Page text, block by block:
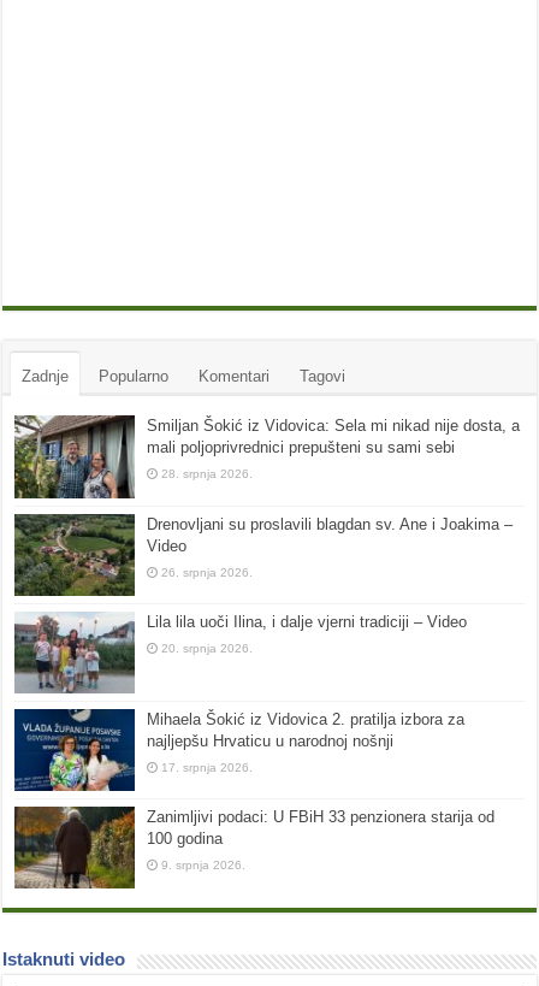
Zadnje Popularno Komentari Tagovi
Smiljan Šokić iz Vidovica: Sela mi nikad nije dosta, a
mali poljoprivrednici prepušteni su sami sebi
28. srpnja 2026.
Drenovljani su proslavili blagdan sv. Ane i Joakima –
Video
26. srpnja 2026.
Lila lila uoči Ilina, i dalje vjerni tradiciji – Video
20. srpnja 2026.
Mihaela Šokić iz Vidovica 2. pratilja izbora za
najljepšu Hrvaticu u narodnoj nošnji
17. srpnja 2026.
Zanimljivi podaci: U FBiH 33 penzionera starija od
100 godina
9. srpnja 2026.
Istaknuti video